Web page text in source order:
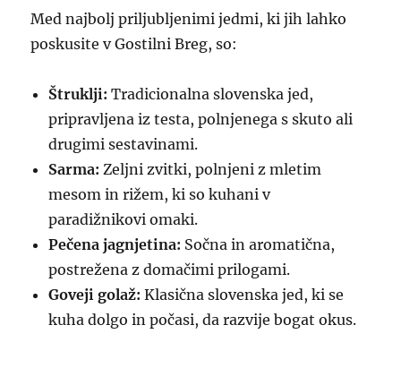
Med najbolj priljubljenimi jedmi, ki jih lahko
poskusite v Gostilni Breg, so:
Štruklji: Tradicionalna slovenska jed,
pripravljena iz testa, polnjenega s skuto ali
drugimi sestavinami.
Sarma: Zeljni zvitki, polnjeni z mletim
mesom in rižem, ki so kuhani v
paradižnikovi omaki.
Pečena jagnjetina: Sočna in aromatična,
postrežena z domačimi prilogami.
Goveji golaž: Klasična slovenska jed, ki se
kuha dolgo in počasi, da razvije bogat okus.